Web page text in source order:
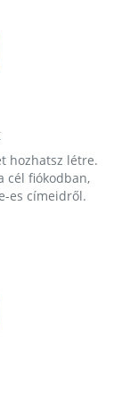
hozhatsz létre.
cél fiókodban,
es címeidről.